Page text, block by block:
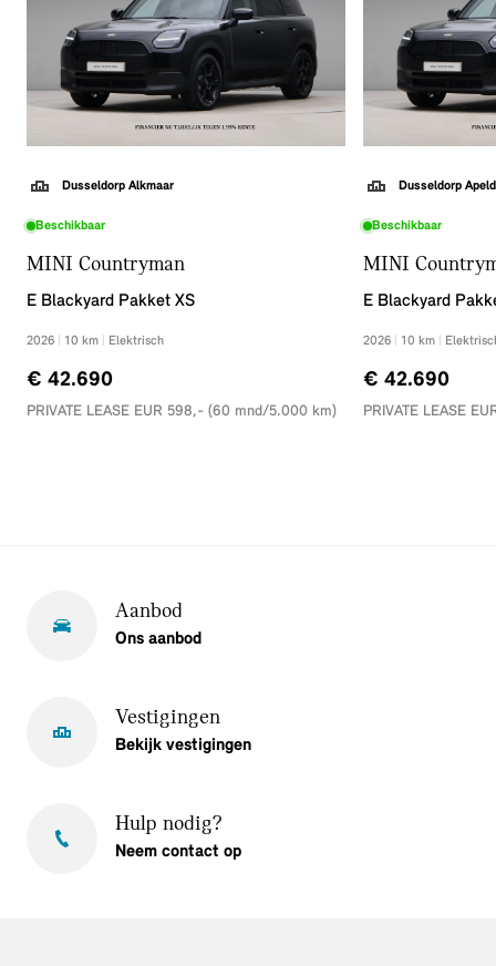
Dusseldorp Alkmaar
Beschikbaar
MINI Countryman
E Blackyard Pakket XS
2026 10 km Elektrisch
€ 42.690
PRIVATE LEASE EUR 598,- (60 mnd/5.000 km)
Dusseldorp
Beschikbaar
MINI
E Blackyard
2026 10 km
€ 42.690
PRIVATE LEASE
Aanbod
Ons aanbod
Vestigingen
Bekijk vestigingen
Hulp nodig?
Neem contact op